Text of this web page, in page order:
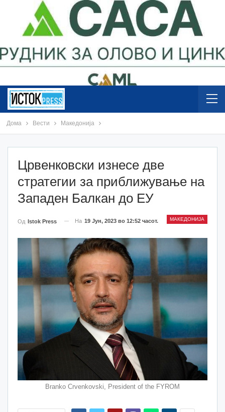
Дома Вести Македонија
Црвенковски изнесе две
стратегии за приближување на
Западен Балкан до ЕУ
МАКЕДОНИЈА
Од Istok Press На 19 Јун, 2023 во 12:52 часот.
Branko Crvenkovski, President of the FYROM